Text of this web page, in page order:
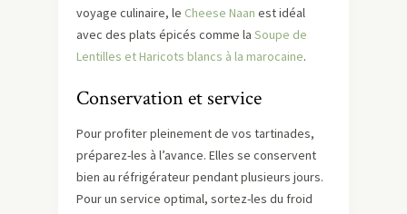
voyage culinaire, le Cheese Naan est idéal
avec des plats épicés comme la Soupe de
Lentilles et Haricots blancs à la marocaine.
Conservation et service
Pour profiter pleinement de vos tartinades,
préparez-les à l’avance. Elles se conservent
bien au réfrigérateur pendant plusieurs jours.
Pour un service optimal, sortez-les du froid